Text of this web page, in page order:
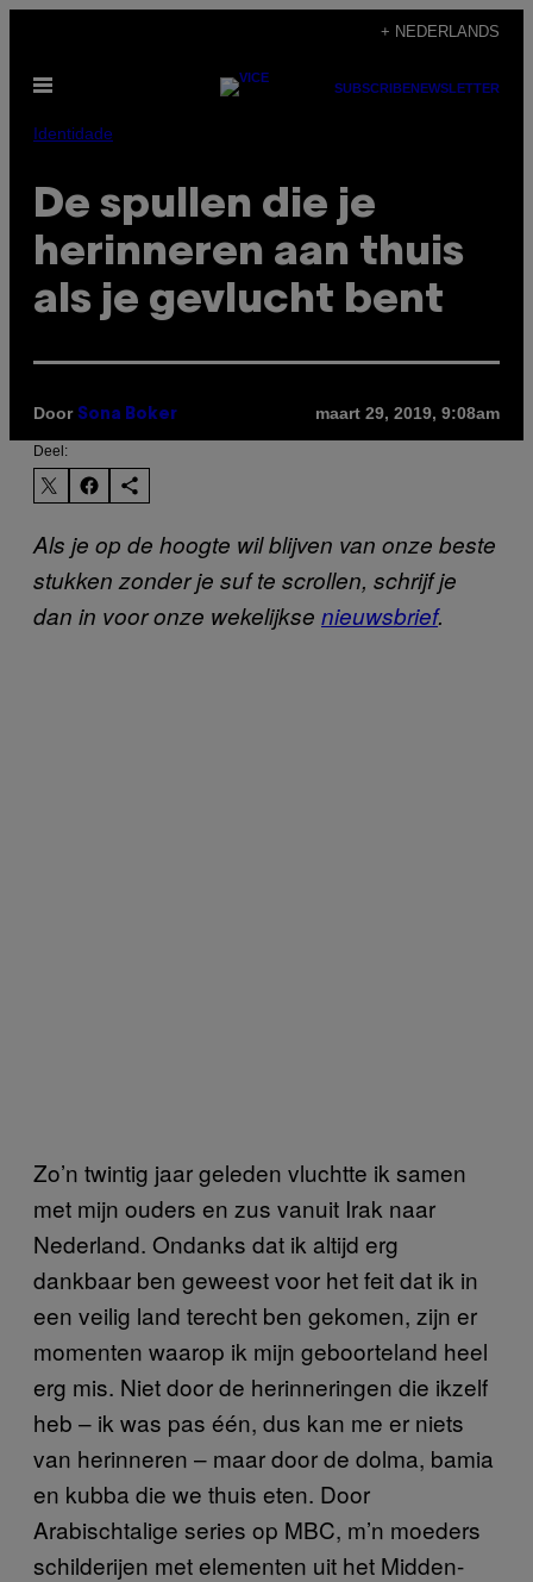
de
inhoud
+ NEDERLANDS
Open
SUBSCRIBENEWSLETTER
Identidade
De spullen die je
herinneren aan thuis
als je gevlucht bent
Door Sona Boker maart 29, 2019, 9:08am
Deel:
Als je op de hoogte wil blijven van onze beste
stukken zonder je suf te scrollen, schrijf je
dan in voor onze wekelijkse nieuwsbrief.
Zo’n twintig jaar geleden vluchtte ik samen
met mijn ouders en zus vanuit Irak naar
Nederland. Ondanks dat ik altijd erg
dankbaar ben geweest voor het feit dat ik in
een veilig land terecht ben gekomen, zijn er
momenten waarop ik mijn geboorteland heel
erg mis. Niet door de herinneringen die ikzelf
heb – ik was pas één, dus kan me er niets
van herinneren – maar door de dolma, bamia
en kubba die we thuis eten. Door
Arabischtalige series op MBC, m’n moeders
schilderijen met elementen uit het Midden-